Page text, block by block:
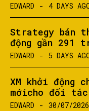
EDWARD - 4 DAYS
Strategy bán
động gần 291
EDWARD - 5 DAYS
XM khởi động
mớicho đối
EDWARD - 30/07/2026